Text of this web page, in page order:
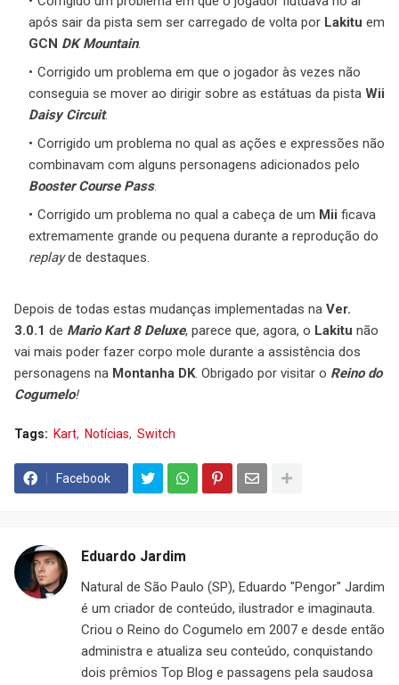
após sair da pista sem ser carregado de volta por Lakitu em
GCN DK Mountain.
Corrigido um problema em que o jogador às vezes não
conseguia se mover ao dirigir sobre as estátuas da pista Wii
Daisy Circuit.
Corrigido um problema no qual as ações e expressões não
combinavam com alguns personagens adicionados pelo
Booster Course Pass.
Corrigido um problema no qual a cabeça de um Mii ficava
extremamente grande ou pequena durante a reprodução do
replayde destaques.
Depois de todas estas mudanças implementadas na Ver.
3.0.1 de Mario Kart 8 Deluxe, parece que, agora, o Lakitu não
vai mais poder fazer corpo mole durante a assistência dos
personagens na Montanha DK. Obrigado por visitar o Reino do
Cogumelo!
Tags: Kart Notícias Switch
Facebook
Eduardo Jardim
Natural de São Paulo (SP), Eduardo "Pengor" Jardim
é um criador de conteúdo, ilustrador e imaginauta.
Criou o Reino do Cogumelo em 2007 e desde então
administra e atualiza seu conteúdo, conquistando
dois prêmios Top Blog e passagens pela saudosa